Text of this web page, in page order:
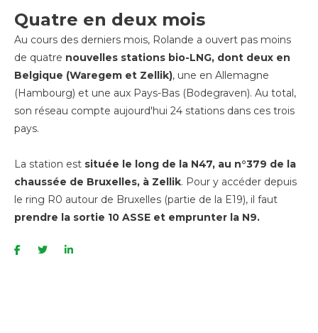
Quatre en deux mois
Au cours des derniers mois, Rolande a ouvert pas moins
de quatre nouvelles stations bio-LNG, dont deux en
Belgique (Waregem et Zellik), une en Allemagne
(Hambourg) et une aux Pays-Bas (Bodegraven). Au total,
son réseau compte aujourd'hui 24 stations dans ces trois
pays.
La station est située le long de la N47, au n°379 de la
chaussée de Bruxelles, à Zellik. Pour y accéder depuis
le ring R0 autour de Bruxelles (partie de la E19), il faut
prendre la sortie 10 ASSE et emprunter la N9.